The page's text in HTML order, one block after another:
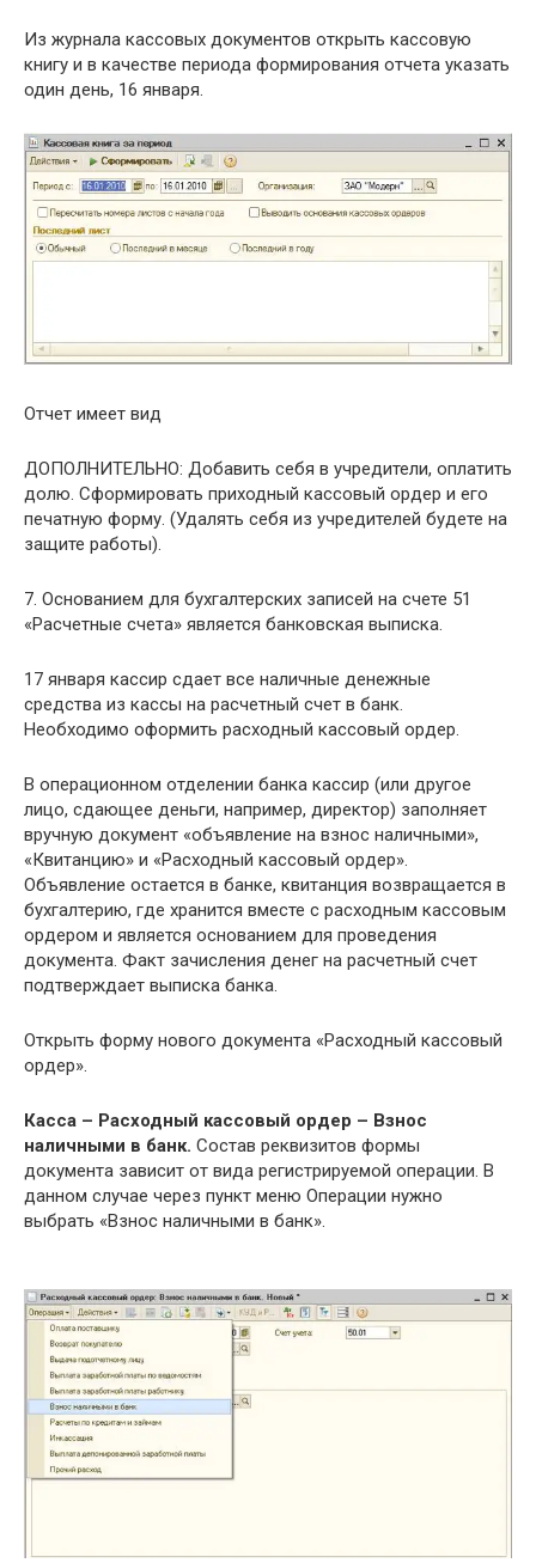
Из журнала кассовых документов открыть кассовую
книгу и в качестве периода формирования отчета указать
один день, 16 января.
Отчет имеет вид
ДОПОЛНИТЕЛЬНО: Добавить себя в учредители, оплатить
долю. Сформировать приходный кассовый ордер и его
печатную форму. (Удалять себя из учредителей будете на
защите работы).
7. Основанием для бухгалтерских записей на счете 51
«Расчетные счета» является банковская выписка.
17 января кассир сдает все наличные денежные
средства из кассы на расчетный счет в банк.
Необходимо оформить расходный кассовый ордер.
В операционном отделении банка кассир (или другое
лицо, сдающее деньги, например, директор) заполняет
вручную документ «объявление на взнос наличными»,
«Квитанцию» и «Расходный кассовый ордер».
Объявление остается в банке, квитанция возвращается в
бухгалтерию, где хранится вместе с расходным кассовым
ордером и является основанием для проведения
документа. Факт зачисления денег на расчетный счет
подтверждает выписка банка.
Открыть форму нового документа «Расходный кассовый
ордер».
Касса – Расходный кассовый ордер – Взнос
наличными в банк. Состав реквизитов формы
документа зависит от вида регистрируемой операции. В
данном случае через пункт меню Операции нужно
выбрать «Взнос наличными в банк».